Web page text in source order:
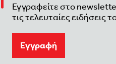
Εγγραφείτε στο
τις τελευταίες ειδήσεις
Eγγραφή